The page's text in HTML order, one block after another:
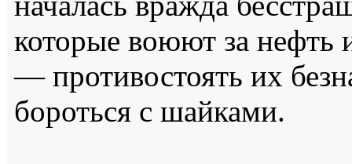
которые воюют за нефть
— противостоять их
бороться с шайками.